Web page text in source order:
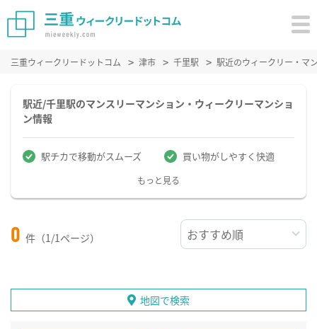
三重ウィークリードットコム 津市 千里駅 駅近のウィークリー・マ
駅近/千里駅のマンスリーマンション・ウィークリーマンショ
ン情報
駅チカで移動がスムーズ 買い物がしやすく快適
もっと見る
0 件（1/1ページ）
地図で検索